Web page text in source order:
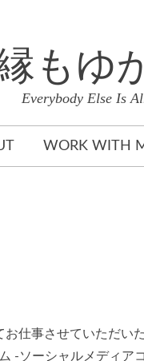
もゆ
Everybody Else Is
WORK WITH
仕事させていただい
-ソーシャルメディア